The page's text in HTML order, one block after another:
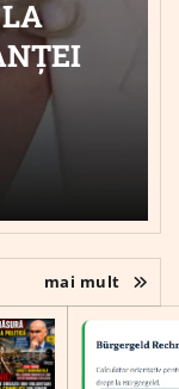
mai mult